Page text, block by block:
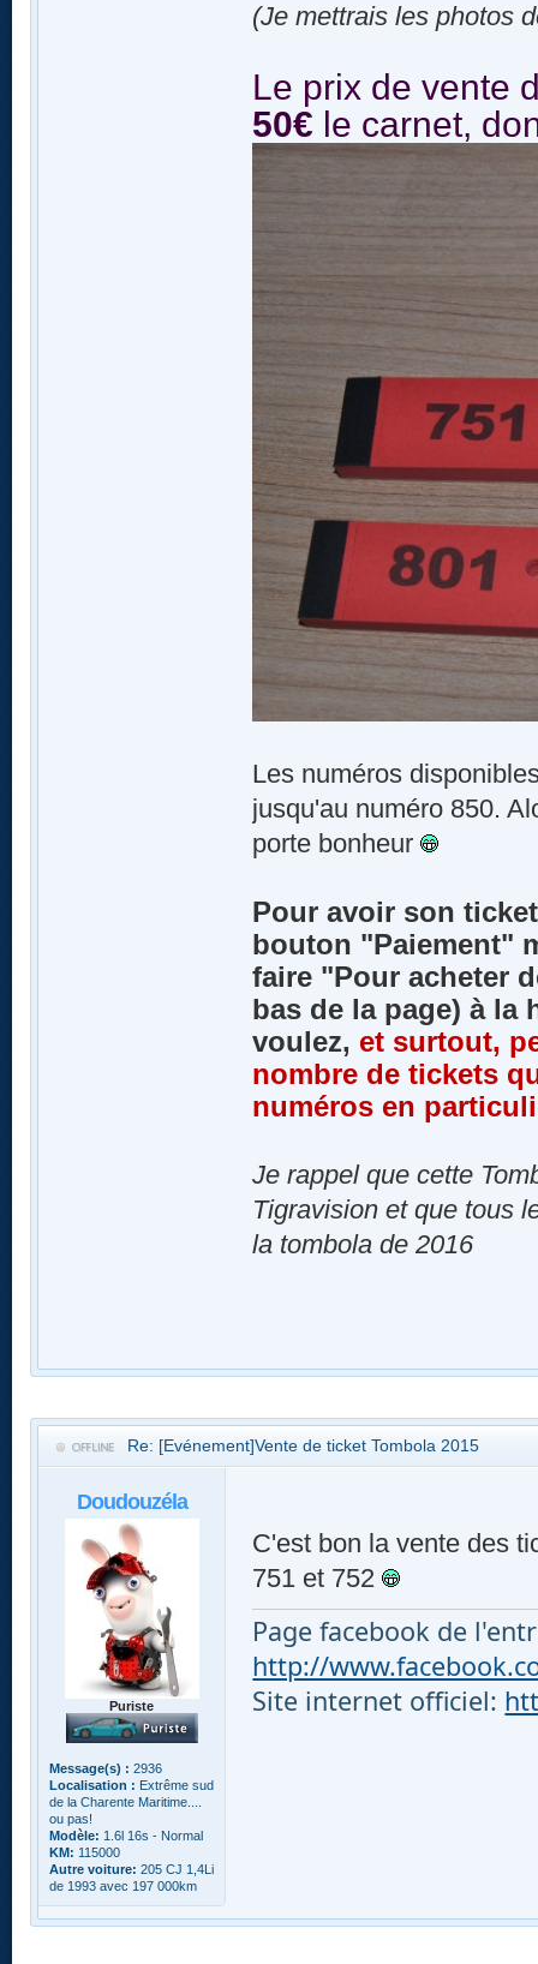
(Je mettrais les photos
Le prix de vente
50€ le carnet,
Les numéros
jusqu'au numéro 850.
porte bonheur
Pour avoir son
bouton "Paiement"
faire "Pour acheter
bas de la page) à la
voulez, et surtout,
nombre de tickets
numéros en
Je rappel que cette
Tigravision et que tous
la tombola de 2016
Re: [Evénement]Vente de ticket Tombola 2015
Doudouzéla
Puriste
Message(s) : 2936
Localisation : Extrême sud
de la Charente Maritime....
ou pas!
Modèle: 1.6l 16s - Normal
KM: 115000
Autre voiture: 205 CJ 1,4Li
de 1993 avec 197 000km
C'est bon la vente des
751 et 752
Page facebook de
http://
Site internet officiel: